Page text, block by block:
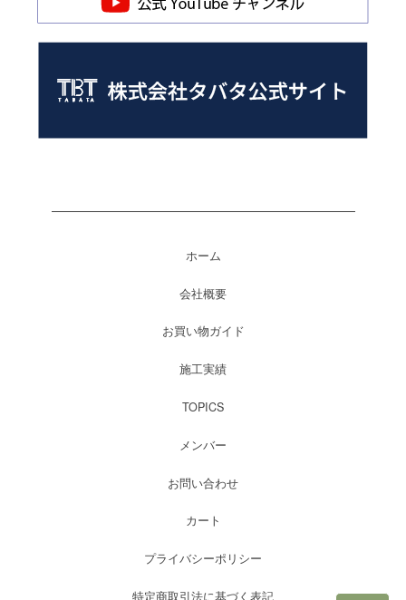
ホーム
会社概要
お買い物ガイド
施工実績
TOPICS
メンバー
お問い合わせ
カート
プライバシーポリシー
特定商取引法に基づく表記